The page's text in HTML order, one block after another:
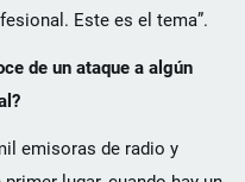
Este es el tema”.
de un ataque a algún
emisoras de radio y